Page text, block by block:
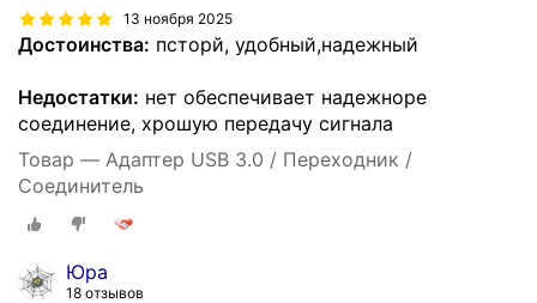
13 ноября 2025
Достоинства: псторй, удобный,надежный
Недостатки: нет обеспечивает надежноре
соединение, хрошую передачу сигнала
Товар — Адаптер USB 3.0 / Переходник /
Соединитель
Юра
18 отзывов